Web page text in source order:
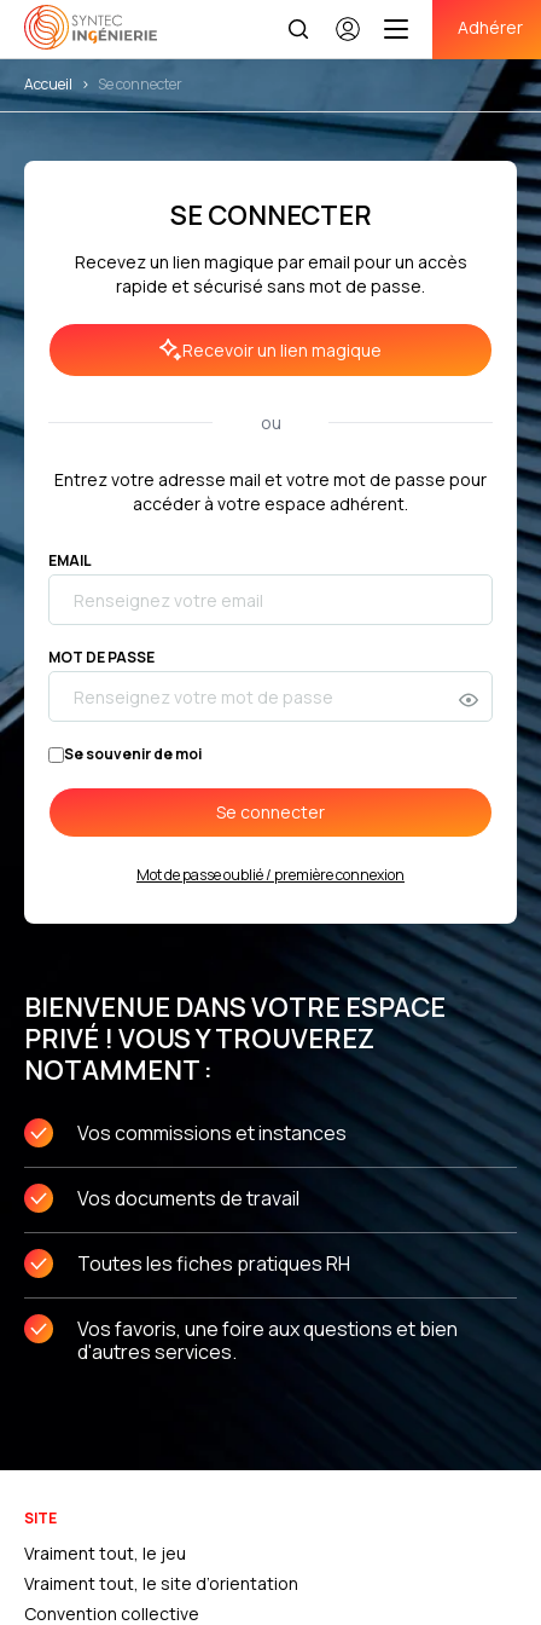
Se
Adhérer
Accueil > Se connecter
SE CONNECTER
Recevez un lien magique par email pour un accès
rapide et sécurisé sans mot de passe.
Recevoir un lien magique
ou
Entrez votre adresse mail et votre mot de passe pour
accéder à votre espace adhérent.
EMAIL
MOT DE PASSE
Se souvenir de moi
Se connecter
Mot de passe oublié / première connexion
BIENVENUE DANS VOTRE ESPACE
PRIVÉ ! VOUS Y TROUVEREZ
NOTAMMENT :
Vos commissions et instances
Vos documents de travail
Toutes les fiches pratiques RH
Vos favoris, une foire aux questions et bien
d'autres services.
SITE
Vraiment tout, le jeu
Vraiment tout, le site d’orientation
Convention collective